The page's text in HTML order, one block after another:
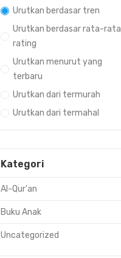
Urutkan berdasar tren
Urutkan berdasar rata-rata
rating
Urutkan menurut yang
terbaru
Urutkan dari termurah
Urutkan dari termahal
Kategori
Al-Qur'an
Buku Anak
Uncategorized